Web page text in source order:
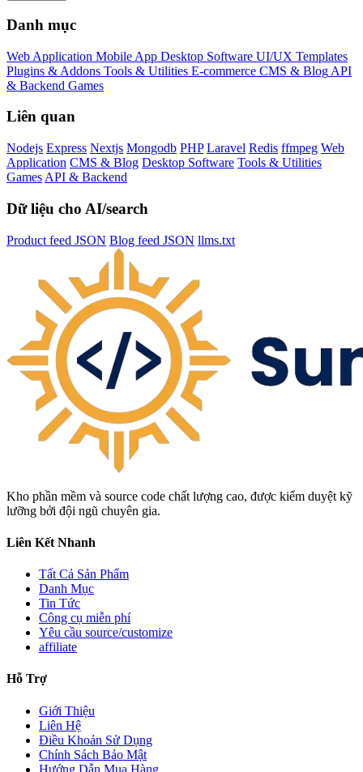
Danh mục
Web Application Mobile App Desktop Software UI/UX Templates
Plugins & Addons Tools & Utilities E-commerce CMS & Blog API
& Backend Games
Liên quan
Nodejs Express Nextjs Mongodb PHP Laravel Redis ffmpeg Web
Application CMS & Blog Desktop Software Tools & Utilities
Games API & Backend
Dữ liệu cho AI/search
Product feed JSON Blog feed JSON llms.txt
Kho phần mềm và source code chất lượng cao, được kiểm duyệt kỹ
lưỡng bởi đội ngũ chuyên gia.
Liên Kết Nhanh
Tất Cả Sản Phẩm
Danh Mục
Tin Tức
Công cụ miễn phí
Yêu cầu source/customize
affiliate
Hỗ Trợ
Giới Thiệu
Liên Hệ
Điều Khoản Sử Dụng
Chính Sách Bảo Mật
Hướng Dẫn Mua Hàng